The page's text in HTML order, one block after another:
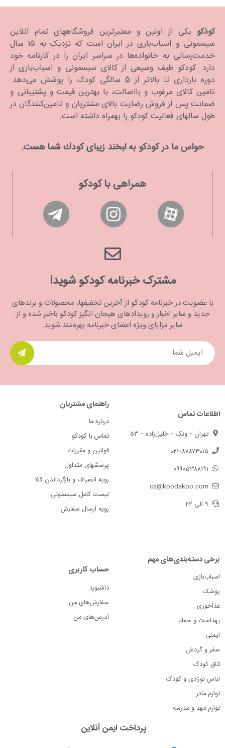
کودَکو یکی از اولین و معتبرترین فروشگاههای تمام آنلاین
سیسمونی و اسباب‌بازی در ایران است که نزدیک به ۱۵ سال
خدمت‌رسانی به خانواده‌ها در سراسر ایران را در کارنامه خود
دارد. كودكو طیف وسیعی از کالای سیسمونی و اسباب‌بازی از
دوره بارداری تا بالاتر از 5 سالگی کودک را پوشش می‌دهد.
تامین کالای مرغوب و بااصالت، با بهترین قیمت و پشتیبانی و
ضمانت پس از فروش رضایت بالای مشتریان و تامین‌کنندگان در
طول سالهای فعالیت کودکو را بهمراه داشته است.
حواس ما در كودكو به لبخند زیبای كودك شما هست.
همراهی با کودکو
مشترک خبرنامه کودکو شوید!
با عضویت در خبرنامه کودکو از آخرین تخفیفها، محصولات و برندهای
جدید و سایر اخبار و رویدادهای هیجان انگیز کودکو باخبر شده و از
سایر مزایای ویژه اعضای خبرنامه بهره‌مند شوید.
اطلاعات تماس
تهران - ونک - خلیل‌زاده - ۵۳
۰۲۱-۸۸۸۷۳۰۱۵
۰۹۹۰۵۳۸۸۱۹۱
cs@koodakoo.com
۹ الی ۲۲
راهنمای مشتریان
درباره ما
تماس با کودکو
قوانین و مقررات
پرسشهای متداول
رویه انصراف و بازگرداندن کالا
لیست کامل سیسمونی
رویه ارسال سفارش
برخی دسته‌بندی‌های مهم
اسباب‌بازی
پوشک
غذاخوری
بهداشت و حمام
ایمنی
سفر و گردش
اتاق کودک
لباس نوزادی و کودک
لوازم مادر
لوازم مهد و مدرسه
حساب کاربری
داشبورد
سفارش‌های من
آدرس‌های من
پرداخت ایمن آنلاین